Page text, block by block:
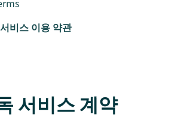
비스 이용 약관
서비스 계약